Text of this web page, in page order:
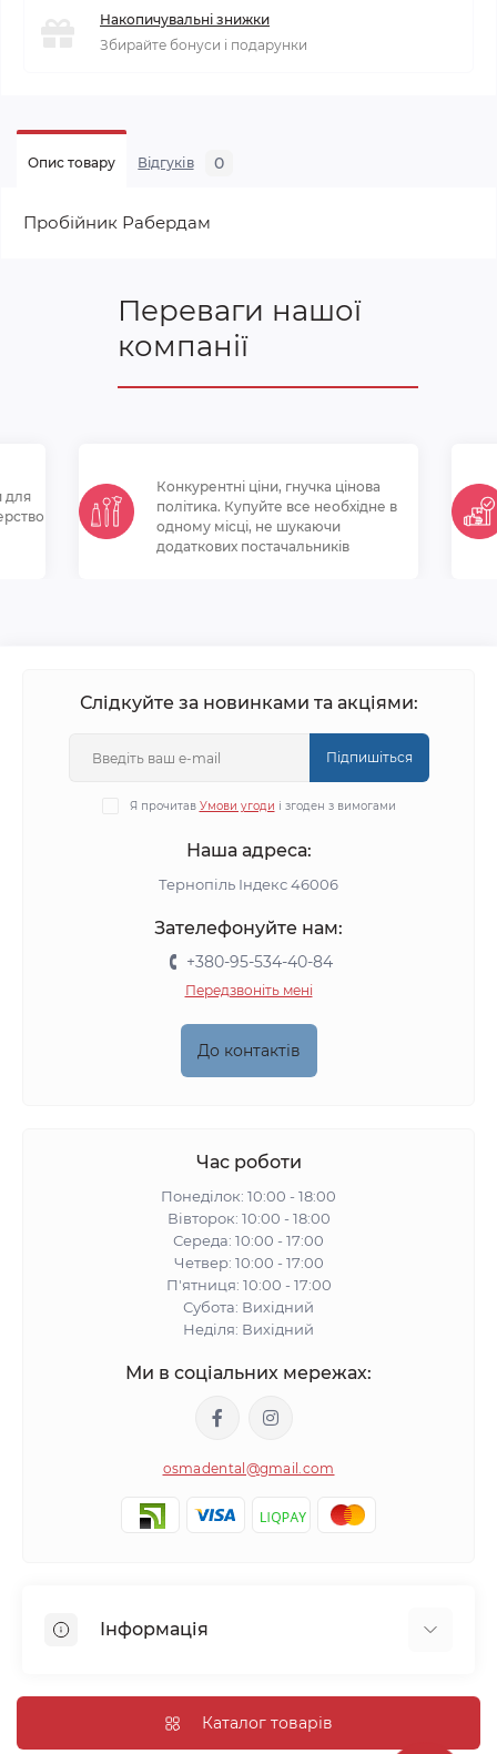
Накопичувальні знижки
Збирайте бонуси і подарунки
Опис товару Відгуків 0
Пробійник Рабердам
Переваги нашої
компанії
для
Конкурентні ціни, гнучка цінова
політикa. Купуйте все необхідне в
одному місці, не шукаючи
додаткових постачальників
Слідкуйте за новинками та акціями:
Підпишіться
Я прочитав Умови угоди і згоден з вимогами
Наша адреса:
Тернопіль Індекс 46006
Зателефонуйте нам:
+380-95-534-40-84
Передзвоніть мені
До контактів
Час роботи
Понеділок: 10:00 - 18:00
Вівторок: 10:00 - 18:00
Середа: 10:00 - 17:00
Четвер: 10:00 - 17:00
П'ятниця: 10:00 - 17:00
Субота: Вихідний
Неділя: Вихідний
Ми в соціальних мережах:
osmadental@gmail.com
Інформація
Відгуки про магазинКаталог товарів